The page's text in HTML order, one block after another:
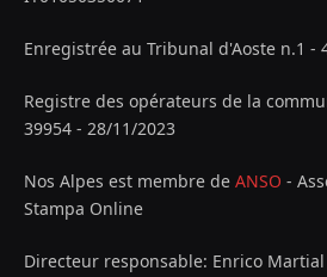
Enregistrée au Tribunal d'Aoste n.1 -
Registre des opérateurs de la
39954 - 28/11/2023
Nos Alpes est membre de ANSO -
Stampa Online
Directeur responsable: Enrico Martial